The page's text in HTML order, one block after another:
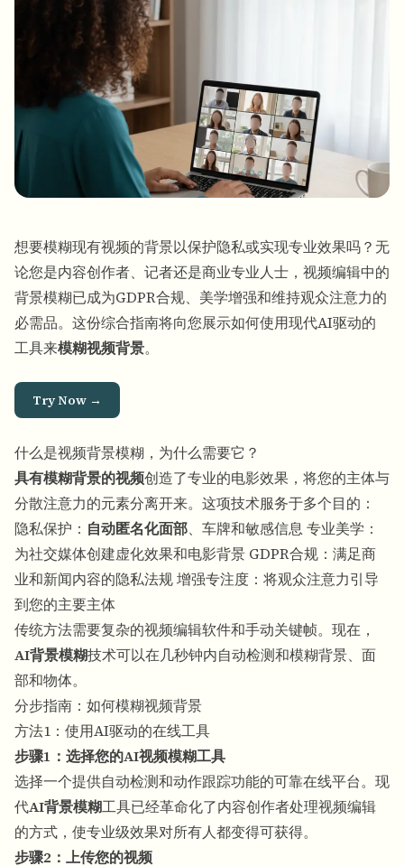
换脸 - 视频
视频智能
批量视频模糊
批量人脸模糊
高吞吐量流水线
模糊任何内容
企业区域、策略和审核
自动化上传、任务和Webhook
视频智能
批量背景移除
想要模糊现有视频的背景以保护隐私或实现专业效果吗？无
论您是内容创作者、记者还是商业专业人士， 视频编辑中的
背景模糊已成为GDPR合规、美学增强和维持观众注意力的
必需品。这份综合指南将向您展示如何使用现代AI驱动的
工具来模糊视频背景。
Try Now →
什么是视频背景模糊，为什么需要它？
具有模糊背景的视频创造了专业的电影效果，将您的主体与
分散注意力的元素分离开来。这项技术服务于多个目的：
隐私保护： 自动匿名化面部、车牌和敏感信息 专业美学：
为社交媒体创建虚化效果和电影背景 GDPR合规：满足商
业和新闻内容的隐私法规 增强专注度：将观众注意力引导
到您的主要主体
传统方法需要复杂的视频编辑软件和手动关键帧。现在，
AI背景模糊技术可以在几秒钟内自动检测和模糊背景、面
部和物体。
分步指南：如何模糊视频背景
方法1：使用AI驱动的在线工具
步骤1：选择您的AI视频模糊工具
选择一个提供自动检测和动作跟踪功能的可靠在线平台。现
代AI背景模糊工具已经革命化了内容创作者处理视频编辑
的方式，使专业级效果对所有人都变得可获得。
步骤2：上传您的视频